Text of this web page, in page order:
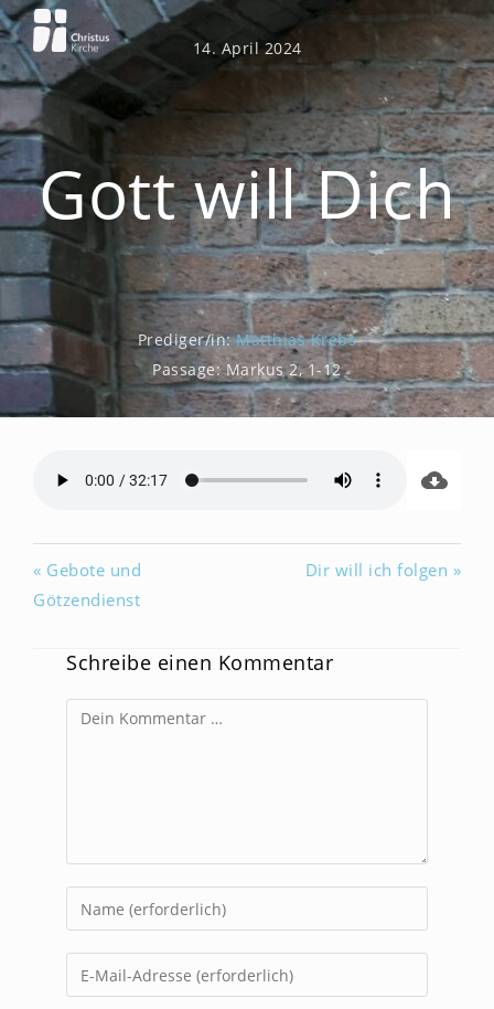
Zum
Inhalt
springen
14. April 2024
Gott will Dich
Prediger/in: Matthias Krebs
Passage: Markus 2, 1-12
« Gebote und
Götzendienst
Dir will ich folgen »
Schreibe einen Kommentar
Kommentar
Gib
deinen
Namen
oder
Gib
deine